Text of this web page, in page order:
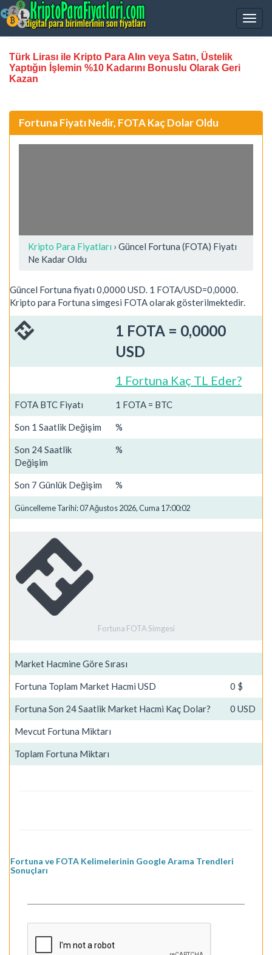
Türk Lirası ile Kripto Para Alın veya Satın, Üstelik
Yaptığın İşlemin %10 Kadarını Bonuslu Olarak Geri
Kazan
Fortuna Fiyatı Nedir, FOTA Kaç Dolar Oldu
Kripto Para Fiyatları › Güncel Fortuna (FOTA) Fiyatı
Ne Kadar Oldu
Güncel Fortuna fiyatı 0,0000 USD. 1 FOTA/USD=0,0000.
Kripto para Fortuna simgesi FOTA olarak gösterilmektedir.
1 FOTA = 0,0000
USD
1 Fortuna Kaç TL Eder?
FOTA BTC Fiyatı 1 FOTA = BTC
Son 1 Saatlik Değişim %
Son 24 Saatlik
Değişim
%
Son 7 Günlük Değişim %
Güncelleme Tarihi: 07 Ağustos 2026, Cuma 17:00:02
Fortuna FOTA Simgesi
Market Hacmine Göre Sırası
Fortuna Toplam Market Hacmi USD 0 $
Fortuna Son 24 Saatlik Market Hacmi Kaç Dolar? 0 USD
Mevcut Fortuna Miktarı
Toplam Fortuna Miktarı
Fortuna ve FOTA Kelimelerinin Google Arama Trendleri
Sonuçları